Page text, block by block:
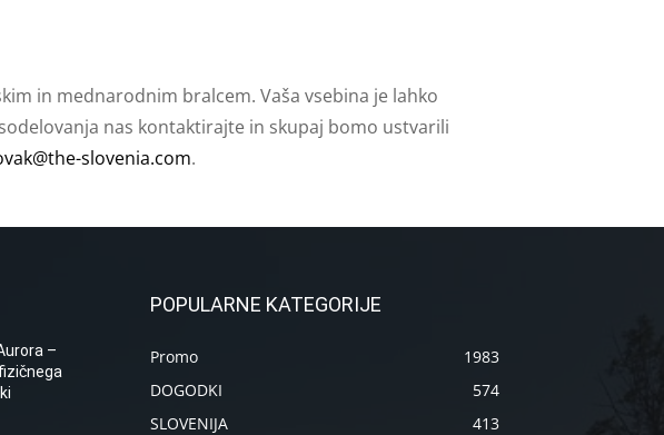
in mednarodnim bralcem. Vaša vsebina je lahko
nas kontaktirajte in skupaj bomo ustvarili
slovenia.com.
–
POPULARNE KATEGORIJE
Promo
1983
DOGODKI
574
SLOVENIJA
413